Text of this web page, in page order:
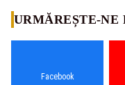
URMĂREȘTE-NE
Facebook